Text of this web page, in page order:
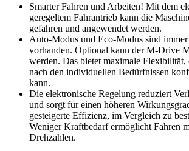
Smarter Fahren und Arbeiten! Mit dem
geregeltem Fahrantrieb kann die
gefahren und angewendet werden.
Auto-Modus und Eco-Modus sind immer
vorhanden. Optional kann der M-Drive
werden. Das bietet maximale Flexibilität,
nach den individuellen Bedürfnissen
kann.
Die elektronische Regelung reduziert
und sorgt für einen höheren
gesteigerte Effizienz, im Vergleich zu
Weniger Kraftbedarf ermöglicht Fahren
Drehzahlen.